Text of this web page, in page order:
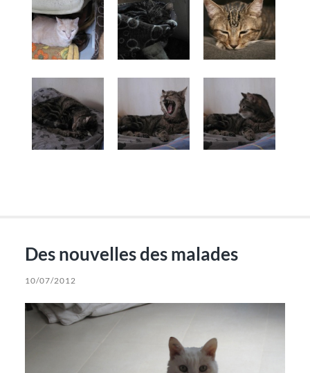
Des nouvelles des malades
10/07/2012